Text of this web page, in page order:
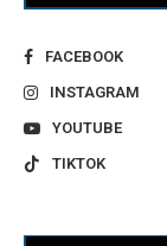
FACEBOOK
INSTAGRAM
YOUTUBE
TIKTOK